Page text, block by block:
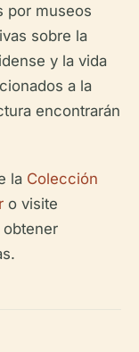
por museos
sobre la
y la vida
a la
encontrarán
la Colección
o visite
obtener